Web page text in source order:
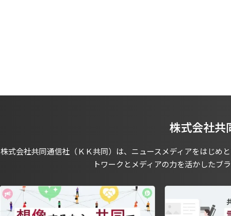
株式会社共
株式会社共同通信社（ＫＫ共同）は、ニュースメディアをはじめ
トワークとメディアの力を活かしたブ